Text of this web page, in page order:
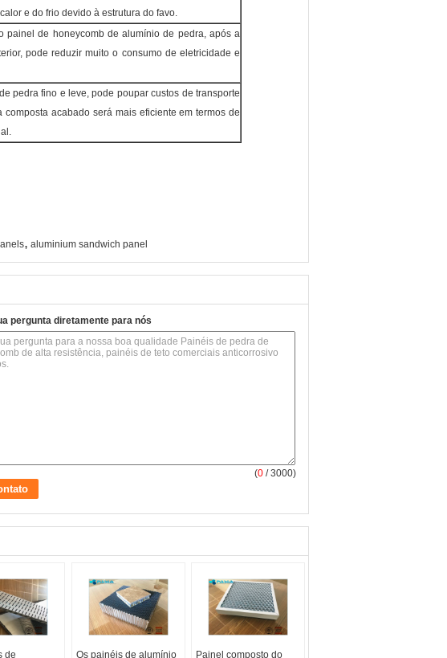
e do frio devido à estrutura do favo.
painel de honeycomb de alumínio de pedra, após a
pode reduzir muito o consumo de eletricidade e
pedra fino e leve, pode poupar custos de transporte
acabado será mais eficiente em termos de
, aluminium sandwich panel
pergunta diretamente para nós
(0 / 3000)
de Os painéis de alumínio Painel composto do